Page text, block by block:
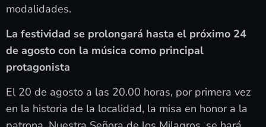
modalidades.
La festividad se prolongará hasta el próximo 24
de agosto con la música como principal
protagonista
El 20 de agosto a las 20.00 horas, por primera vez
en la historia de la localidad, la misa en honor a la